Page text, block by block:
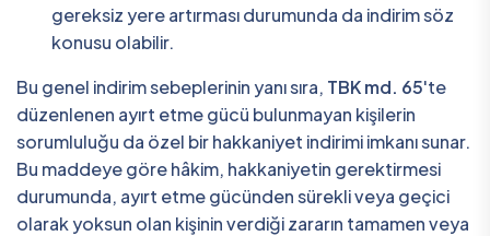
gereksiz yere artırması durumunda da indirim söz
konusu olabilir.
Bu genel indirim sebeplerinin yanı sıra, TBK md. 65'te
düzenlenen ayırt etme gücü bulunmayan kişilerin
sorumluluğu da özel bir hakkaniyet indirimi imkanı sunar.
Bu maddeye göre hâkim, hakkaniyetin gerektirmesi
durumunda, ayırt etme gücünden sürekli veya geçici
olarak yoksun olan kişinin verdiği zararın tamamen veya